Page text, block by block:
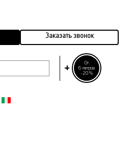
+
От
6 метров
-20%
Заказать звонок